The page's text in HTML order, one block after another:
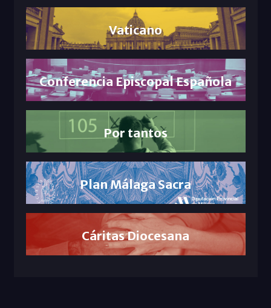
Vaticano
Conferencia Episcopal Española
Por tantos
Plan Málaga Sacra
Cáritas Diocesana